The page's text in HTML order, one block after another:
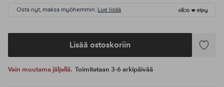
Osta nyt, maksa myöhemmin. Lue lisää
Lisää ostoskoriin
Lisää
Vain muutama jäljellä. Toimitetaan 3-6 arkipäivää